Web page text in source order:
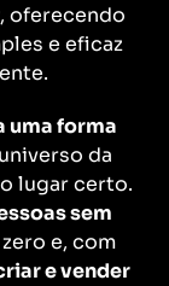
, oferecendo
e eficaz
uma forma
da
lugar certo.
sem
e, com
e vender